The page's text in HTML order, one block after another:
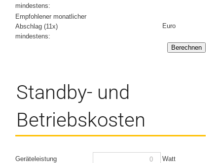
mindestens:
Empfohlener monatlicher
Abschlag (11x)
mindestens:
Euro
Berechnen
Standby- und
Betriebskosten
Geräteleistung Watt